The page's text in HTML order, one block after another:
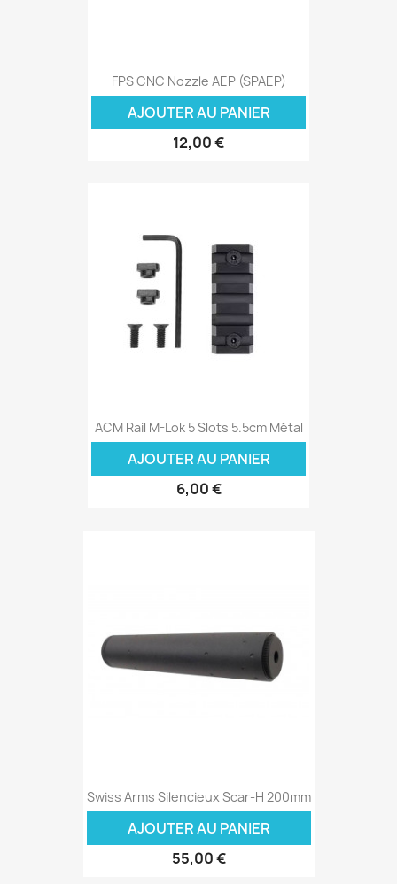
FPS CNC Nozzle AEP (SPAEP)
AJOUTER AU PANIER
12,00 €
ACM Rail M-Lok 5 Slots 5.5cm Métal
AJOUTER AU PANIER
6,00 €
Swiss Arms Silencieux Scar-H 200mm
AJOUTER AU PANIER
55,00 €